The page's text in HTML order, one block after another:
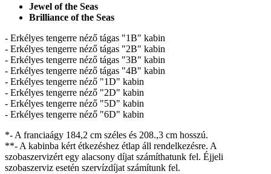
Jewel of the Seas
Brilliance of the Seas
- Erkélyes tengerre néző tágas "1B" kabin
- Erkélyes tengerre néző tágas "2B" kabin
- Erkélyes tengerre néző tágas "3B" kabin
- Erkélyes tengerre néző tágas "4B" kabin
- Erkélyes tengerre néző "1D" kabin
- Erkélyes tengerre néző "2D" kabin
- Erkélyes tengerre néző "5D" kabin
- Erkélyes tengerre néző "6D" kabin
*- A franciaágy 184,2 cm széles és 208.,3 cm hosszú.
**- A kabinba kért étkezéshez étlap áll rendelkezésre. A
szobaszervizért egy alacsony díjat számíthatunk fel. Éjjeli
szobaszerviz esetén szervízdíjat számítunk fel.